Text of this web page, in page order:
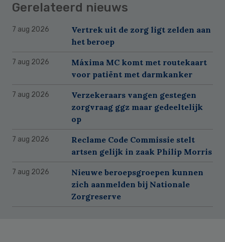
Gerelateerd nieuws
7 aug 2026
Vertrek uit de zorg ligt zelden aan
het beroep
7 aug 2026
Máxima MC komt met routekaart
voor patiënt met darmkanker
7 aug 2026
Verzekeraars vangen gestegen
zorgvraag ggz maar gedeeltelijk
op
7 aug 2026
Reclame Code Commissie stelt
artsen gelijk in zaak Philip Morris
7 aug 2026
Nieuwe beroepsgroepen kunnen
zich aanmelden bij Nationale
Zorgreserve